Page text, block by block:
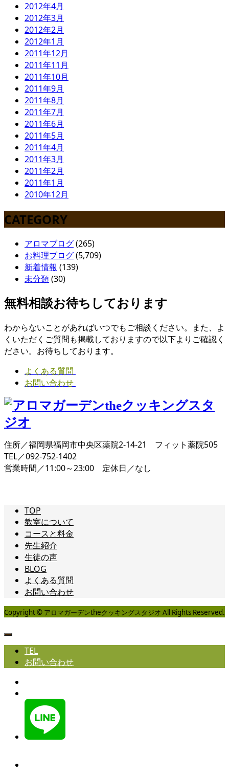
2012年4月
2012年3月
2012年2月
2012年1月
2011年12月
2011年11月
2011年10月
2011年9月
2011年8月
2011年7月
2011年6月
2011年5月
2011年4月
2011年3月
2011年2月
2011年1月
2010年12月
CATEGORY
アロマブログ(265)
お料理ブログ(5,709)
新着情報 (139)
未分類(30)
無料相談お待ちしております
わからないことがあればいつでもご相談ください。また、よ
くいただくご質問も掲載しておりますので以下よりご確認く
ださい。お待ちしております。
よくある質問
お問い合わせ
住所／福岡県福岡市中央区薬院2-14-21 フィット薬院505
TEL／092-752-1402
営業時間／11:00～23:00 定休日／なし
TOP
教室について
コースと料金
先生紹介
生徒の声
BLOG
よくある質問
お問い合わせ
Copyright © アロマガーデンtheクッキングスタジオ All Rights Reserved.
TEL
お問い合わせ